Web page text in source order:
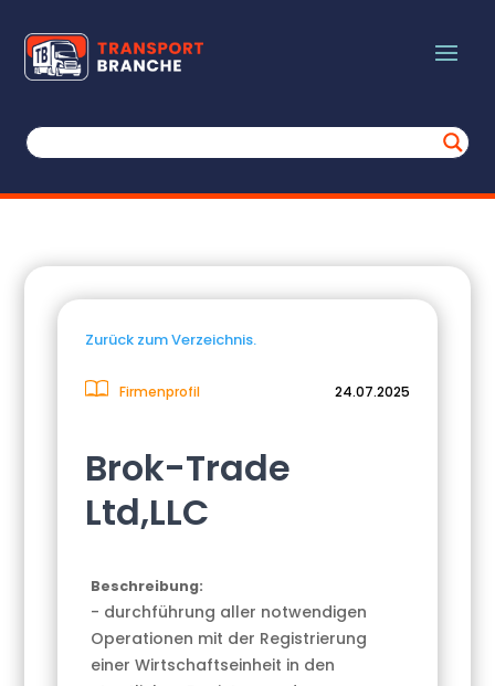
Zurück zum Verzeichnis.
Firmenprofil 24.07.2025
Brok-Trade
Ltd,LLC
Beschreibung:
- durchführung aller notwendigen
Operationen mit der Registrierung
einer Wirtschaftseinheit in den